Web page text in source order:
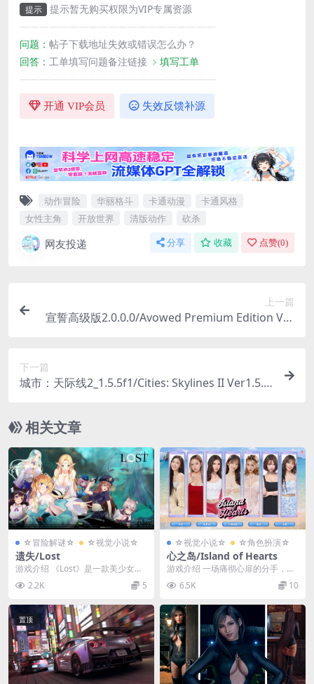
提示
提示暂无购买权限为VIP专属资源
————————————————————
问题： 帖子下载地址失效或错误怎么办？
回答： 工单填写问题备注链接 ﹥填写工单
————————————————————
开通 VIP会员 失效反馈补源
动作冒险 华丽格斗 卡通动漫
卡通风格
女性主角
开放世界 清版动作 砍杀
网友投递 分享 收藏 点赞(0)
上一篇
宣誓高级版2.0.0.0/Avowed Premium Edition Ver
下一篇
城市：天际线2_1.5.5f1/Cities: Skylines II Ver1.5.5
相关文章
☆冒险解谜☆ ☆视觉小说☆
遗失/Lost
游戏介绍 《Lost》是一款美少女解
密游戏，通过绅士们的智慧和观察
力征服女孩与女...
2.2K 5
☆视觉小说☆ ☆角色扮演☆
心之岛/Island of Hearts
游戏介绍 一场痛彻心扉的分手，让
你选择逃离喧嚣的城市，前往一座
遥远的热带孤岛——...
6.5K 10
置顶